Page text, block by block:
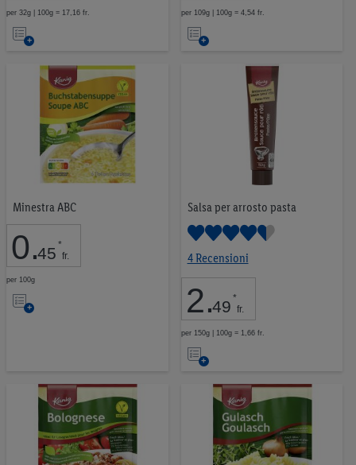
per 32g | 100g = 17,16 fr.
Nell’elenco
per 109g | 100g = 4,54 fr.
Nell’elenco
Minestra ABC
0.45 *
fr.
per 100g
Nell’elenco
Salsa per arrosto pasta
4 Recensioni
2.49 *
fr.
per 150g | 100g = 1,66 fr.
Nell’elenco